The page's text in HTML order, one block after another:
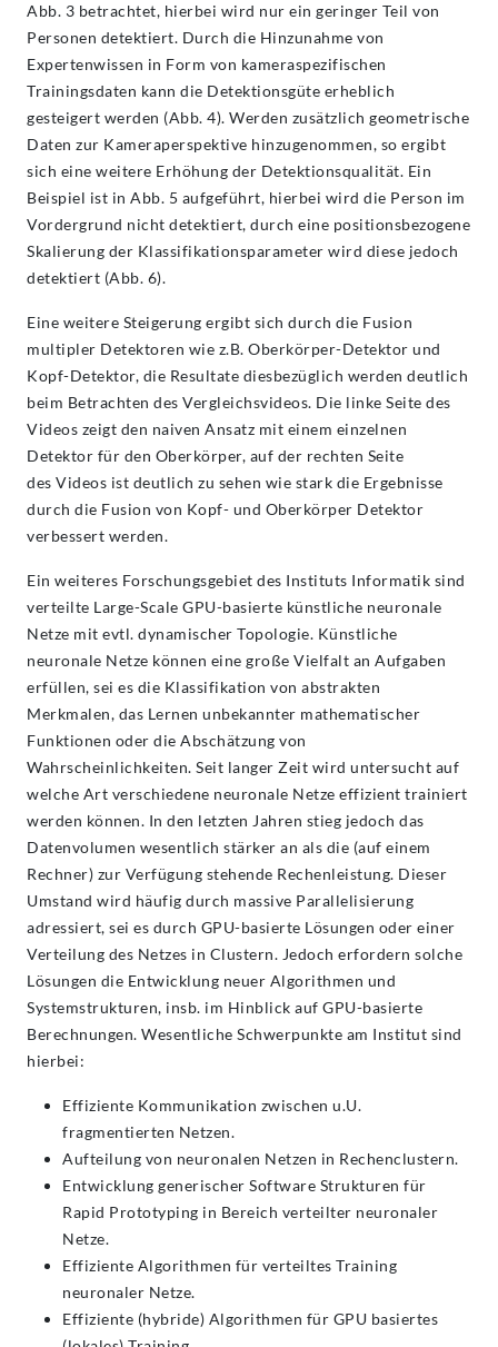
Abb. 3 betrachtet, hierbei wird nur ein geringer Teil von
Personen detektiert. Durch die Hinzunahme von
Expertenwissen in Form von kameraspezifischen
Trainingsdaten kann die Detektionsgüte erheblich
gesteigert werden (Abb. 4). Werden zusätzlich geometrische
Daten zur Kameraperspektive hinzugenommen, so ergibt
sich eine weitere Erhöhung der Detektionsqualität. Ein
Beispiel ist in Abb. 5 aufgeführt, hierbei wird die Person im
Vordergrund nicht detektiert, durch eine positionsbezogene
Skalierung der Klassifikationsparameter wird diese jedoch
detektiert (Abb. 6).
Eine weitere Steigerung ergibt sich durch die Fusion
multipler Detektoren wie z.B. Oberkörper-Detektor und
Kopf-Detektor, die Resultate diesbezüglich werden deutlich
beim Betrachten des Vergleichsvideos. Die linke Seite des
Videos zeigt den naiven Ansatz mit einem einzelnen
Detektor für den Oberkörper, auf der rechten Seite
des Videos ist deutlich zu sehen wie stark die Ergebnisse
durch die Fusion von Kopf- und Oberkörper Detektor
verbessert werden.
Ein weiteres Forschungsgebiet des Instituts Informatik sind
verteilte Large-Scale GPU-basierte künstliche neuronale
Netze mit evtl. dynamischer Topologie. Künstliche
neuronale Netze können eine große Vielfalt an Aufgaben
erfüllen, sei es die Klassifikation von abstrakten
Merkmalen, das Lernen unbekannter mathematischer
Funktionen oder die Abschätzung von
Wahrscheinlichkeiten. Seit langer Zeit wird untersucht auf
welche Art verschiedene neuronale Netze effizient trainiert
werden können. In den letzten Jahren stieg jedoch das
Datenvolumen wesentlich stärker an als die (auf einem
Rechner) zur Verfügung stehende Rechenleistung. Dieser
Umstand wird häufig durch massive Parallelisierung
adressiert, sei es durch GPU-basierte Lösungen oder einer
Verteilung des Netzes in Clustern. Jedoch erfordern solche
Lösungen die Entwicklung neuer Algorithmen und
Systemstrukturen, insb. im Hinblick auf GPU-basierte
Berechnungen. Wesentliche Schwerpunkte am Institut sind
hierbei:
Effiziente Kommunikation zwischen u.U.
fragmentierten Netzen.
Aufteilung von neuronalen Netzen in Rechenclustern.
Entwicklung generischer Software Strukturen für
Rapid Prototyping in Bereich verteilter neuronaler
Netze.
Effiziente Algorithmen für verteiltes Training
neuronaler Netze.
Effiziente (hybride) Algorithmen für GPU basiertes